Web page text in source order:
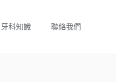
牙科知識 聯絡我們